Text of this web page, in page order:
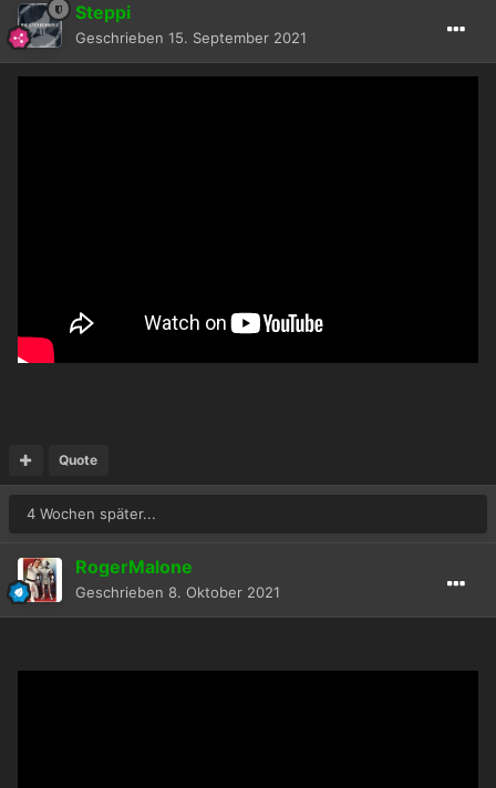
Steppi
Geschrieben 15. September 2021
Quote
4 Wochen später...
RogerMalone
Geschrieben 8. Oktober 2021